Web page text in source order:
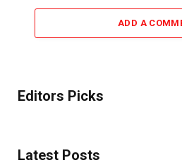
ADD A
Editors Picks
Latest Posts